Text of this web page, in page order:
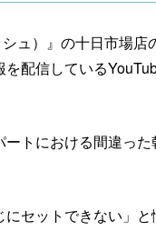
ュ）』の十日市場
配信している
トにおける間違っ
にセットできない」